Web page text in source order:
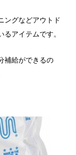
ングなどアウトド
アイテムです。
補給ができるの